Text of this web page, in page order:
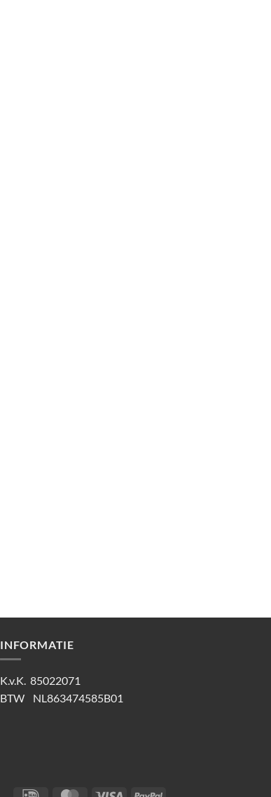
INFORMATIE
K.v.K. 85022071
BTW NL863474585B01